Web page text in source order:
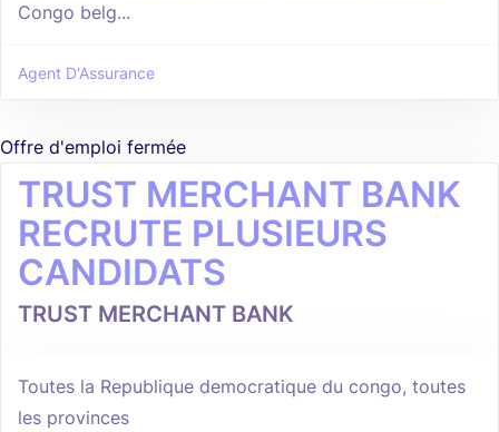
Congo belg...
Agent D'Assurance
Offre d'emploi fermée
TRUST MERCHANT BANK
RECRUTE PLUSIEURS
CANDIDATS
TRUST MERCHANT BANK
Toutes la Republique democratique du congo, toutes
les provinces